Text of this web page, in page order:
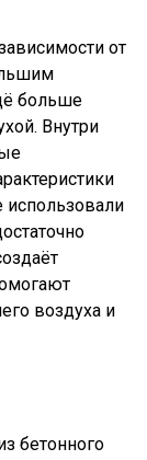
от
больше
Внутри
воздуха и
бетонного